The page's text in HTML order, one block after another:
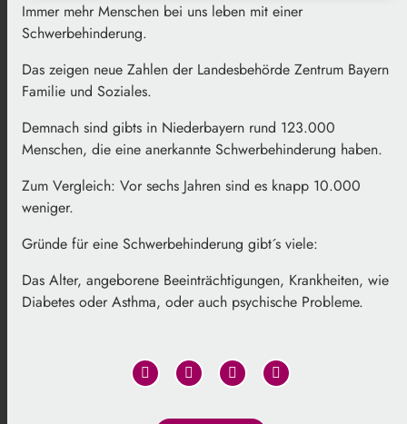
Immer mehr Menschen bei uns leben mit einer
Schwerbehinderung.
Das zeigen neue Zahlen der Landesbehörde Zentrum Bayern
Familie und Soziales.
Demnach sind gibts in Niederbayern rund 123.000
Menschen, die eine anerkannte Schwerbehinderung haben.
Zum Vergleich: Vor sechs Jahren sind es knapp 10.000
weniger.
Gründe für eine Schwerbehinderung gibt´s viele:
Das Alter, angeborene Beeinträchtigungen, Krankheiten, wie
Diabetes oder Asthma, oder auch psychische Probleme.